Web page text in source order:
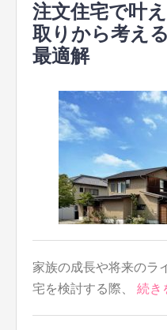
注文住宅で叶
取りから考え
最適解
家族の成長や将来のラ
宅を検討する際、 続き